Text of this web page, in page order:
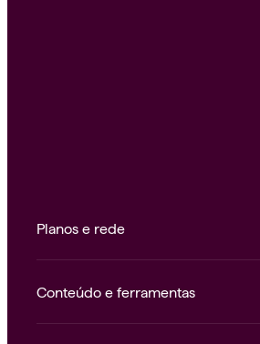
Planos e rede
Conteúdo e ferramentas